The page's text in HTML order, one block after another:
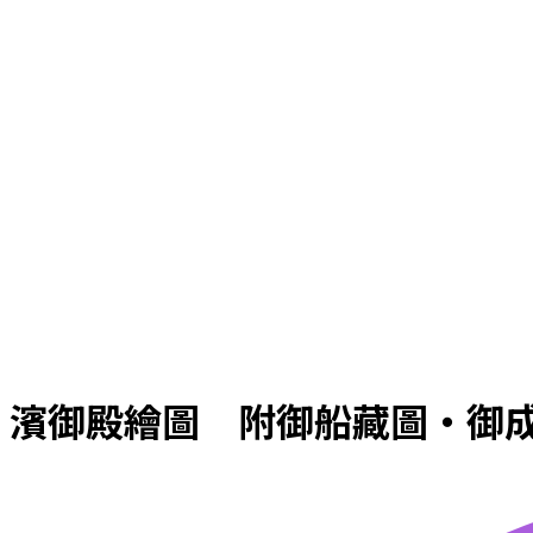
濱御殿繪圖 附御船藏圖・御